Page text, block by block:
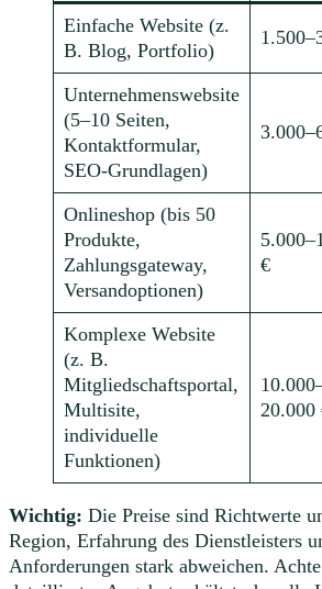
Einfache Website (z.
B. Blog, Portfolio)
Unternehmenswebsite
(5–10 Seiten,
Kontaktformular,
SEO-Grundlagen)
Onlineshop (bis 50
Produkte,
Zahlungsgateway,
Versandoptionen)
€
Komplexe Website
(z. B.
Mitgliedschaftsportal,
Multisite,
individuelle
Funktionen)
20.000
Wichtig: Die Preise sind Richtwerte
Region, Erfahrung des Dienstleisters
Anforderungen stark abweichen.